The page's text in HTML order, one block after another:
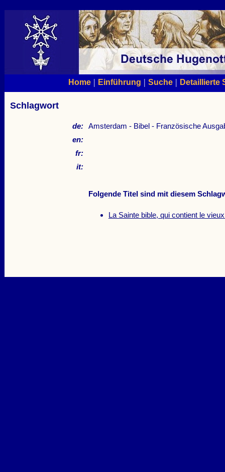
Home| Einführung | Suche| Detaillierte
Schlagwort
de: Amsterdam - Bibel - Französische
en:
fr:
it:
Folgende Titel sind mit diesem
La Sainte bible, qui contient le